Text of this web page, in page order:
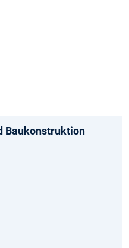
Baukonstruktion